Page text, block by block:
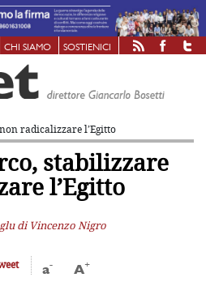
CHI SIAMO SOSTIENICI
non radicalizzare l’Egitto
stabilizzare
l’Egitto
di Vincenzo Nigro
a- A+